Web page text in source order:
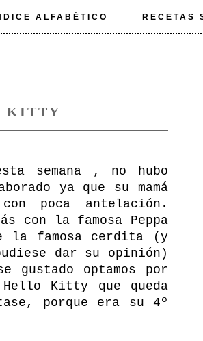
ALFABÉTICO RECETAS
KITTY
semana , no hubo
ya que su mamá
poca antelación.
con la famosa Peppa
la famosa cerdita (y
dar su opinión)
gustado optamos por
Kitty que queda
porque era su 4º